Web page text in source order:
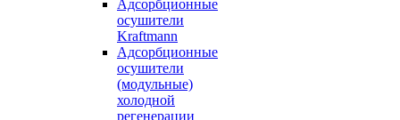
Адсорбционные
осушители
Kraftmann
Адсорбционные
осушители
(модульные)
холодной
регенерации